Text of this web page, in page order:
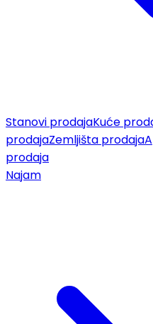
Stanovi prodajaKuće
prodajaZemljišta prodaja
prodaja
Najam